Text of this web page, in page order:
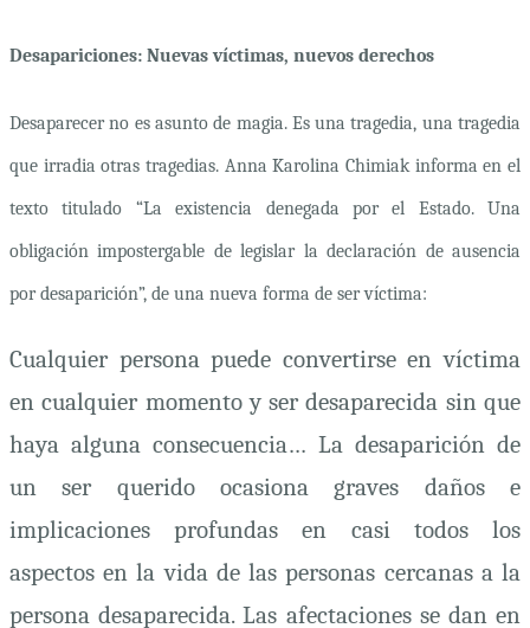
Desapariciones: Nuevas víctimas, nuevos derechos
Desaparecer no es asunto de magia. Es una tragedia, una tragedia
que irradia otras tragedias. Anna Karolina Chimiak informa en el
texto titulado “La existencia denegada por el Estado. Una
obligación impostergable de legislar la declaración de ausencia
por desaparición”, de una nueva forma de ser víctima:
Cualquier persona puede convertirse en víctima
en cualquier momento y ser desaparecida sin que
haya alguna consecuencia… La desaparición de
un ser querido ocasiona graves daños e
implicaciones profundas en casi todos los
aspectos en la vida de las personas cercanas a la
persona desaparecida. Las afectaciones se dan en